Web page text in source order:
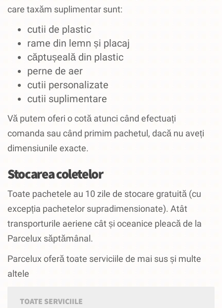
care taxăm suplimentar sunt:
cutii de plastic
rame din lemn și placaj
căptușeală din plastic
perne de aer
cutii personalizate
cutii suplimentare
Vă putem oferi o cotă atunci când efectuați
comanda sau când primim pachetul, dacă nu aveți
dimensiunile exacte.
Stocarea coletelor
Toate pachetele au 10 zile de stocare gratuită (cu
excepția pachetelor supradimensionate). Atât
transporturile aeriene cât și oceanice pleacă de la
Parcelux săptămânal.
Parcelux oferă toate serviciile de mai sus și multe
altele
TOATE SERVICIILE